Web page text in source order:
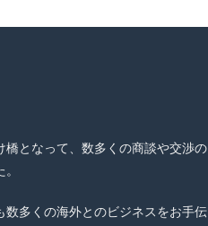
となって、数多くの商談や交渉の
数多くの海外とのビジネスをお手伝